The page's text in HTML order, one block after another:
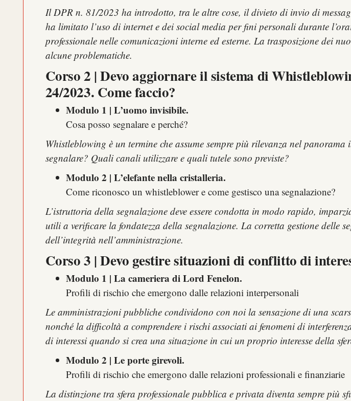
Il DPR n. 81/2023 ha introdotto, tra le altre cose, il divieto di invio di
ha limitato l’uso di internet e dei social media per fini personali durante
professionale nelle comunicazioni interne ed esterne. La trasposizione dei
alcune problematiche.
Corso 2 | Devo aggiornare il sistema di
24/2023. Come faccio?
Modulo 1 | L’uomo invisibile.
Cosa posso segnalare e perché?
Whistleblowing è un termine che assume sempre più rilevanza nel
segnalare? Quali canali utilizzare e quali tutele sono previste?
Modulo 2 | L’elefante nella cristalleria.
Come riconosco un whistleblower e come gestisco una segnalazione?
L’istruttoria della segnalazione deve essere condotta in modo rapido,
utili a verificare la fondatezza della segnalazione. La corretta gestione delle
dell’integrità nell’amministrazione.
Corso 3 | Devo gestire situazioni di conflitto di
Modulo 1 | La cameriera di Lord Fenelon.
Profili di rischio che emergono dalle relazioni interpersonali
Le amministrazioni pubbliche condividono con noi la sensazione di una
nonché la difficoltà a comprendere i rischi associati ai fenomeni di
di interessi quando si crea una situazione in cui un proprio interesse della
Modulo 2 | Le porte girevoli.
Profili di rischio che emergono dalle relazioni professionali e finanziarie
La distinzione tra sfera professionale pubblica e privata diventa sempre più